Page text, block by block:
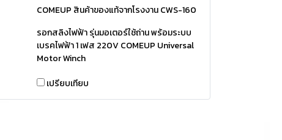
COMEUP สินค้าของแท้จากโรงงาน CWS-160
รอกสลิงไฟฟ้า รุ่นมอเตอร์ใช้ถ่าน พร้อมระบบ
เบรคไฟฟ้า 1 เฟส 220V COMEUP Universal
Motor Winch
เปรียบเทียบ